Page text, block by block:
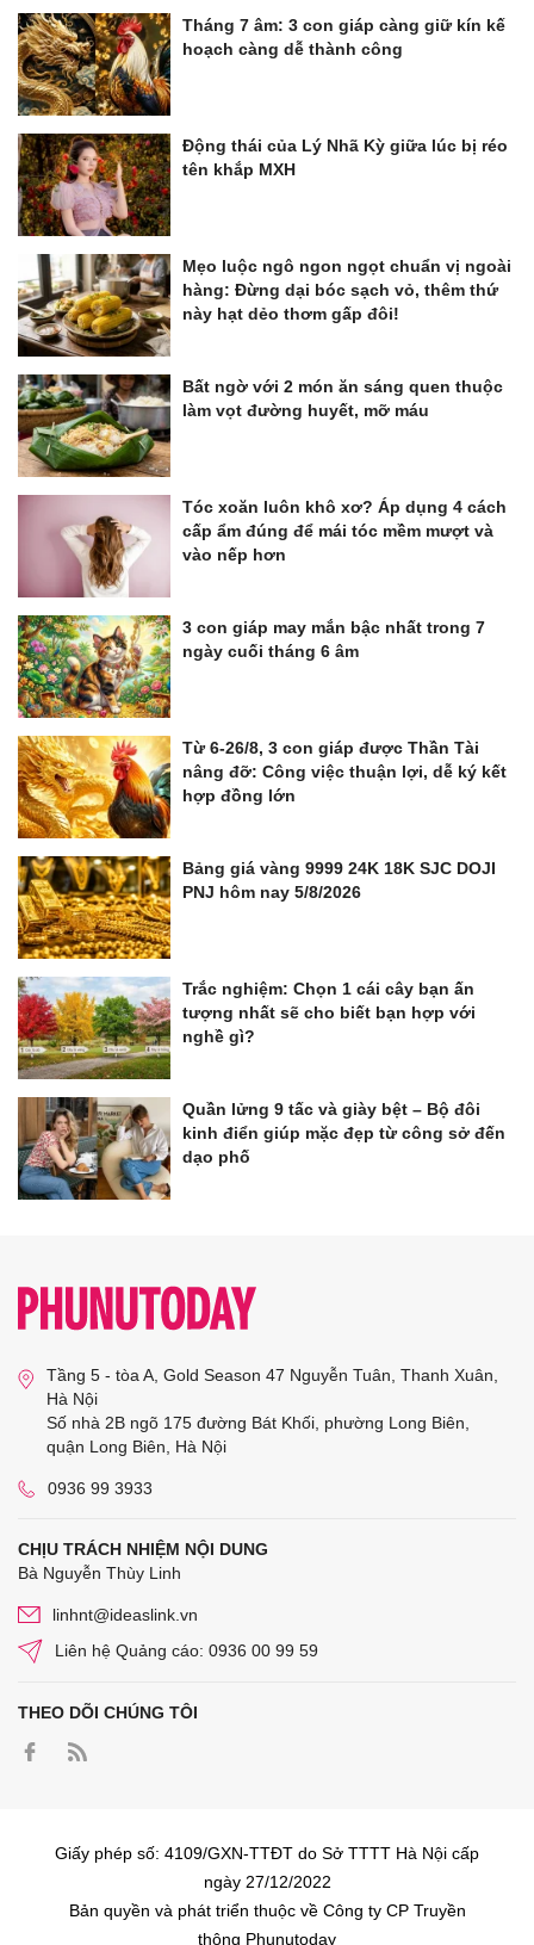
Tháng 7 âm: 3 con giáp càng giữ kín kế
hoạch càng dễ thành công
Động thái của Lý Nhã Kỳ giữa lúc bị réo
tên khắp MXH
Mẹo luộc ngô ngon ngọt chuẩn vị ngoài
hàng: Đừng dại bóc sạch vỏ, thêm thứ
này hạt dẻo thơm gấp đôi!
Bất ngờ với 2 món ăn sáng quen thuộc
làm vọt đường huyết, mỡ máu
Tóc xoăn luôn khô xơ? Áp dụng 4 cách
cấp ẩm đúng để mái tóc mềm mượt và
vào nếp hơn
3 con giáp may mắn bậc nhất trong 7
ngày cuối tháng 6 âm
Từ 6-26/8, 3 con giáp được Thần Tài
nâng đỡ: Công việc thuận lợi, dễ ký kết
hợp đồng lớn
Bảng giá vàng 9999 24K 18K SJC DOJI
PNJ hôm nay 5/8/2026
Trắc nghiệm: Chọn 1 cái cây bạn ấn
tượng nhất sẽ cho biết bạn hợp với
nghề gì?
Quần lửng 9 tấc và giày bệt – Bộ đôi
kinh điển giúp mặc đẹp từ công sở đến
dạo phố
Tầng 5 - tòa A, Gold Season 47 Nguyễn Tuân, Thanh Xuân,
Hà Nội
Số nhà 2B ngõ 175 đường Bát Khối, phường Long Biên,
quận Long Biên, Hà Nội
0936 99 3933
CHỊU TRÁCH NHIỆM NỘI DUNG
Bà Nguyễn Thùy Linh
linhnt@ideaslink.vn
Liên hệ Quảng cáo: 0936 00 99 59
THEO DÕI CHÚNG TÔI
Giấy phép số: 4109/GXN-TTĐT do Sở TTTT Hà Nội cấp
ngày 27/12/2022
Bản quyền và phát triển thuộc về Công ty CP Truyền
thông Phunutoday